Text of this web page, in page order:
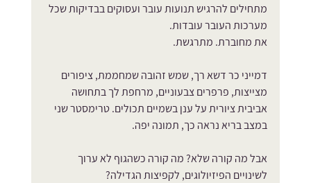
מתחילים להרגיש תנועות עובר ועסוקים בבדיקות שכל
מערכות העובר עובדות.
את מחוברת. מתרגשת.
דמייני כר דשא רך, שמש זהובה שמחממת, ציפורים
מצייצות, פרפרים צבעוניים, מרחפת לך בתחושה
אביבית ציורית על ענן בשמיים תכולים. טרימסטר שני
במצב בריא נראה כך, תמונה יפה.
אבל מה קורה שלא? מה קורה כשהגוף לא ערוך
לשינויים הפיזיולוגים, לקפיצות הגדילה?